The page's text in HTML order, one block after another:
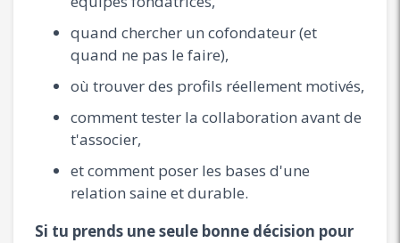
quand chercher un cofondateur (et
quand ne pas le faire),
où trouver des profils réellement motivés,
comment tester la collaboration avant de
t'associer,
et comment poser les bases d'une
relation saine et durable.
Si tu prends une seule bonne décision pour